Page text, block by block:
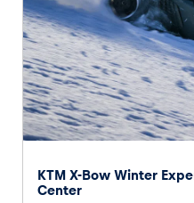
KTM X-Bow Winter
Center